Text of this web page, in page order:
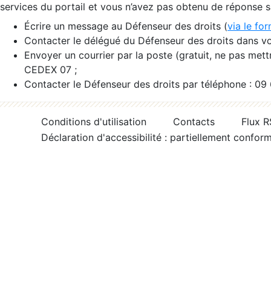
services du portail et vous n’avez pas obtenu de réponse
Écrire un message au Défenseur des droits (via le
Contacter le délégué du Défenseur des droits dans
Envoyer un courrier par la poste (gratuit, ne pas
CEDEX 07 ;
Contacter le Défenseur des droits par téléphone :
Conditions d'utilisation Contacts
Flux
Déclaration d'accessibilité : partiellement